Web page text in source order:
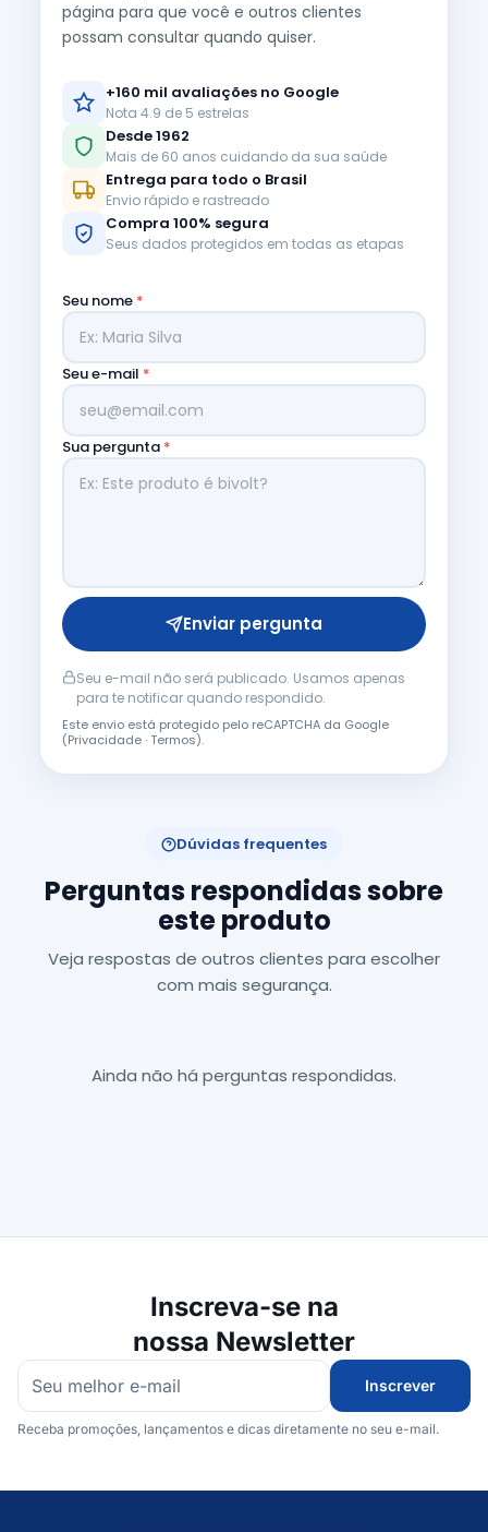
página para que você e outros clientes
possam consultar quando quiser.
+160 mil avaliações no Google
Nota 4.9 de 5 estrelas
Desde 1962
Mais de 60 anos cuidando da sua saúde
Entrega para todo o Brasil
Envio rápido e rastreado
Compra 100% segura
Seus dados protegidos em todas as etapas
Seu nome *
Seu e-mail *
Sua pergunta *
Enviar pergunta
Seu e-mail não será publicado. Usamos apenas
para te notificar quando respondido.
Este envio está protegido pelo reCAPTCHA da Google
(Privacidade·Termos).
Dúvidas frequentes
Perguntas respondidas sobre
este produto
Veja respostas de outros clientes para escolher
com mais segurança.
Ainda não há perguntas respondidas.
Inscreva-se na
nossa Newsletter
Inscrever
Receba promoções, lançamentos e dicas diretamente no seu e-mail.